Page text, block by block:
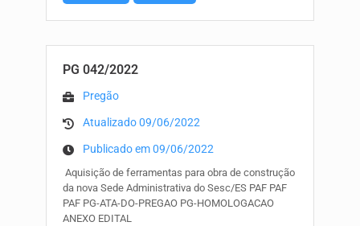
PG 042/2022
Pregão
Atualizado 09/06/2022
Publicado em 09/06/2022
Aquisição de ferramentas para obra de construção
da nova Sede Administrativa do Sesc/ES PAF PAF
PAF PG-ATA-DO-PREGAO PG-HOMOLOGACAO
ANEXO EDITAL